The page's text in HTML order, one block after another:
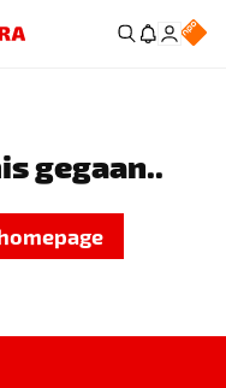
gegaan..